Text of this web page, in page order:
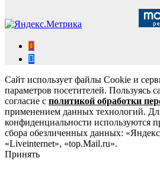
Сайт использует файлы Cookie и
параметров посетителей. Пользуясь
согласие с политикой обработки
применением данных технологий.
конфиденциальности используются
сбора обезличенных данных:
«Liveinternet», «top.Mail.ru».
Принять